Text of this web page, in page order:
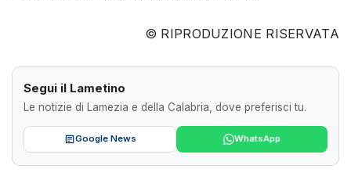
© RIPRODUZIONE RISERVATA
Segui il Lametino
Le notizie di Lamezia e della Calabria, dove preferisci tu.
Google News WhatsApp